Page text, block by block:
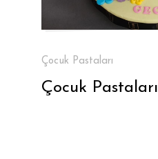
Çocuk Pastaları
Çocuk Pastaları